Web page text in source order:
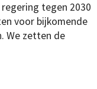
tegen 2030
voor bijkomende
We zetten de